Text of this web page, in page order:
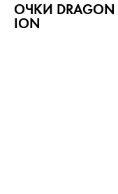
ОЧКИ DRAGON
ION